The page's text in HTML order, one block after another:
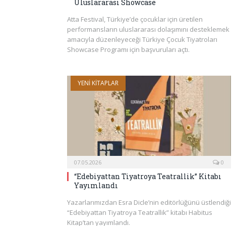
Uluslararası Showcase
Atta Festival, Türkiye’de çocuklar için üretilen
performansların uluslararası dolaşımını desteklemek
amacıyla düzenleyeceği Türkiye Çocuk Tiyatroları
Showcase Programı için başvuruları açtı.
YENI KITAPLAR
07.05.2026 0
“Edebiyattan Tiyatroya Teatrallik” Kitabı
Yayımlandı
Yazarlarımızdan Esra Dicle’nin editörlüğünü üstlendiği
“Edebiyattan Tiyatroya Teatrallik” kitabı Habitus
Kitap’tan yayımlandı.